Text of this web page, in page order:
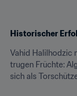
Historischer
Vahid Halilhodzic
trugen Früchte:
sich als